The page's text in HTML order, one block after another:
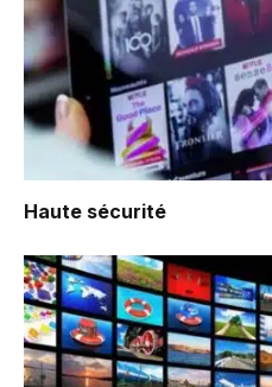
Haute sécurité